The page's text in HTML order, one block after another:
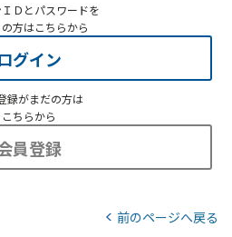
Ｄとパスワードを
方はこちらから
グイン
録がまだの方は
こちらから
員登録
前のページへ戻る